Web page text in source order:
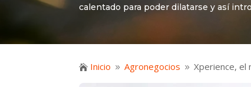
calentado para poder dilatarse y así
 Inicio 9 Agronegocios 9 Xperience, el